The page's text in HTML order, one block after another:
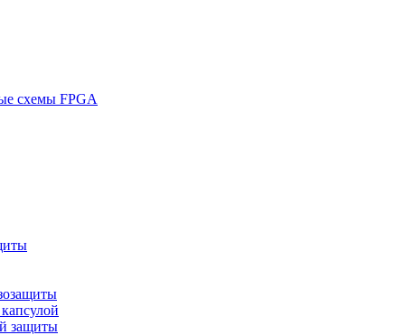
схемы FPGA
защиты